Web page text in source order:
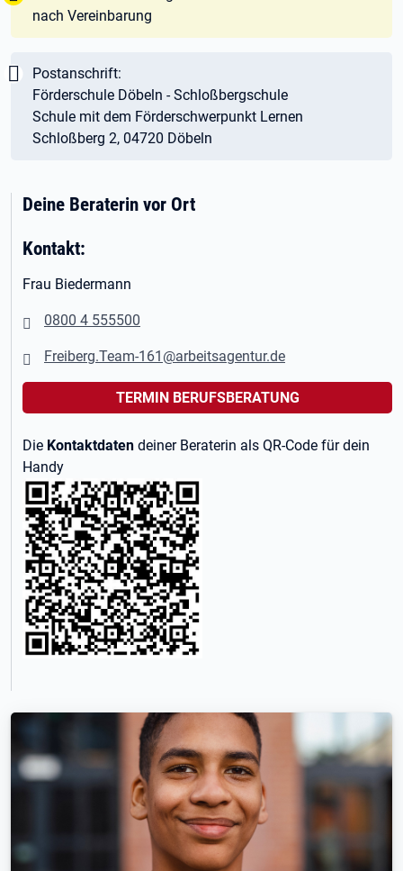
nach Vereinbarung
Wichtig:
Postanschrift:
Förderschule Döbeln - Schloßbergschule
Schule mit dem Förderschwerpunkt Lernen
Schloßberg 2, 04720 Döbeln
Deine Beraterin vor Ort
Kontakt:
Frau Biedermann
0800 4 555500
Freiberg.Team-161@arbeitsagentur.de
TERMIN BERUFSBERATUNG
Die Kontaktdaten deiner Beraterin als QR-Code für dein
Handy